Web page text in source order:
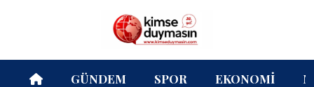
GÜNDEM SPOR EKONOMI